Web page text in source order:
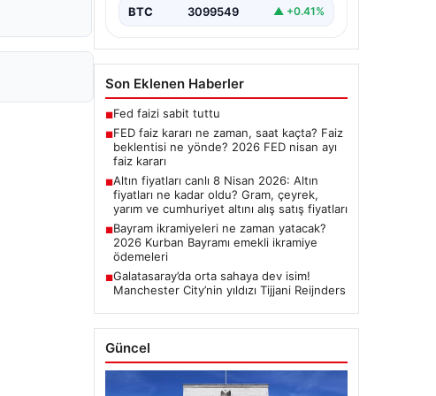
BTC 3099549 ▲ +0.41%
Son Eklenen Haberler
■Fed faizi sabit tuttu
■FED faiz kararı ne zaman, saat kaçta? Faiz
beklentisi ne yönde? 2026 FED nisan ayı
faiz kararı
■Altın fiyatları canlı 8 Nisan 2026: Altın
fiyatları ne kadar oldu? Gram, çeyrek,
yarım ve cumhuriyet altını alış satış fiyatları
■Bayram ikramiyeleri ne zaman yatacak?
2026 Kurban Bayramı emekli ikramiye
ödemeleri
■Galatasaray’da orta sahaya dev isim!
Manchester City’nin yıldızı Tijjani Reijnders
Güncel